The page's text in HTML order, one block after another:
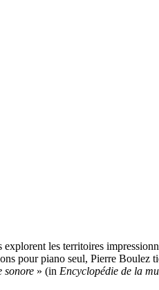
les territoires
pour piano seul, Pierre Boulez
sonore » (in Encyclopédie de la